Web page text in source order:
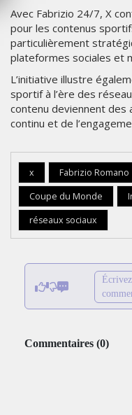
Avec Fabrizio 24/7, X
pour les contenus
particulièrement
plateformes sociales et
L’initiative illustre
sportif à l’ère des
contenu deviennent des
continu et de
x Fabrizio Romano
Coupe du Monde
réseaux sociaux
Commentaires (0)